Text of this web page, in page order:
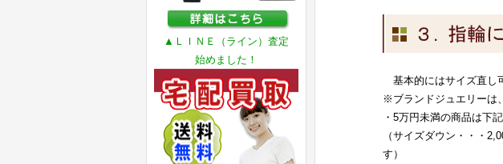
▲ＬＩＮＥ（ライン）査定
始めました！
基本的にはサイズ直し
※ブランドジュエリーは
・5万円未満の商品は下
（サイズダウン・・・
す）